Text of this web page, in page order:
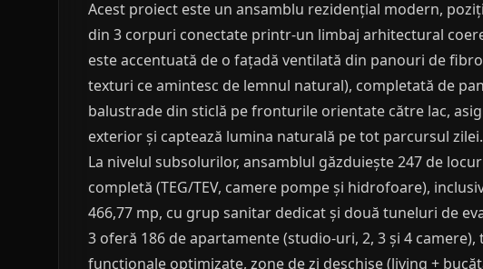
Acest proiect este un ansamblu rezidențial modern,
din 3 corpuri conectate printr-un limbaj arhitectural
este accentuată de o fațadă ventilată din panouri de
texturi ce amintesc de lemnul natural), completată de
balustrade din sticlă pe fronturile orientate către lac,
exterior și captează lumina naturală pe tot parcursul zilei.
La nivelul subsolurilor, ansamblul găzduiește 247 de
completă (TEG/TEV, camere pompe și hidrofoare),
466,77 mp, cu grup sanitar dedicat și două tuneluri de
3 oferă 186 de apartamente (studio-uri, 2, 3 și 4
funcționale optimizate, zone de zi deschise (living +